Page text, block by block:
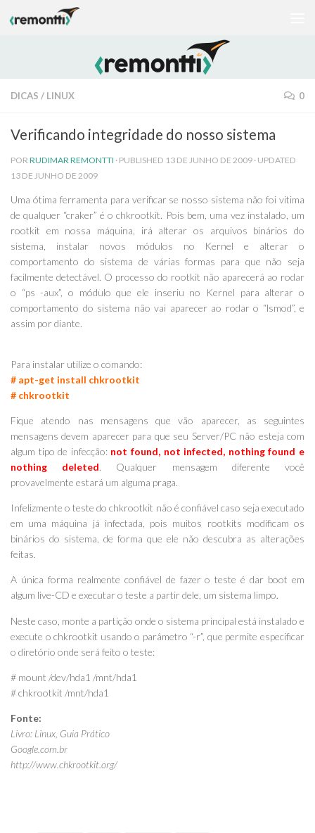
Skip to content
DICAS / LINUX 0
Verificando integridade do nosso sistema
POR RUDIMAR REMONTTI · PUBLISHED 13 DE JUNHO DE 2009 · UPDATED
13 DE JUNHO DE 2009
Uma ótima ferramenta para verificar se nosso sistema não foi vitima
de qualquer “craker” é o chkrootkit. Pois bem, uma vez instalado, um
rootkit em nossa máquina, irá alterar os arquivos binários do
sistema, instalar novos módulos no Kernel e alterar o
comportamento do sistema de várias formas para que não seja
facilmente detectável. O processo do rootkit não aparecerá ao rodar
o “ps -aux”, o módulo que ele inseriu no Kernel para alterar o
comportamento do sistema não vai aparecer ao rodar o “lsmod”, e
assim por diante.
Para instalar utilize o comando:
# apt-get install chkrootkit
# chkrootkit
Fique atendo nas mensagens que vão aparecer, as seguintes
mensagens devem aparecer para que seu Server/PC não esteja com
algum tipo de infecção: not found, not infected, nothing found e
nothing deleted. Qualquer mensagem diferente você
provavelmente estará um alguma praga.
Infelizmente o teste do chkrootkit não é confiável caso seja executado
em uma máquina já infectada, pois muitos rootkits modificam os
binários do sistema, de forma que ele não descubra as alterações
feitas.
A única forma realmente confiável de fazer o teste é dar boot em
algum live-CD e executar o teste a partir dele, um sistema limpo.
Neste caso, monte a partição onde o sistema principal está instalado e
execute o chkrootkit usando o parâmetro “-r”, que permite especificar
o diretório onde será feito o teste:
# mount /dev/hda1 /mnt/hda1
# chkrootkit /mnt/hda1
Fonte:
Livro: Linux, Guia Prático
Google.com.br
http://www.chkrootkit.org/